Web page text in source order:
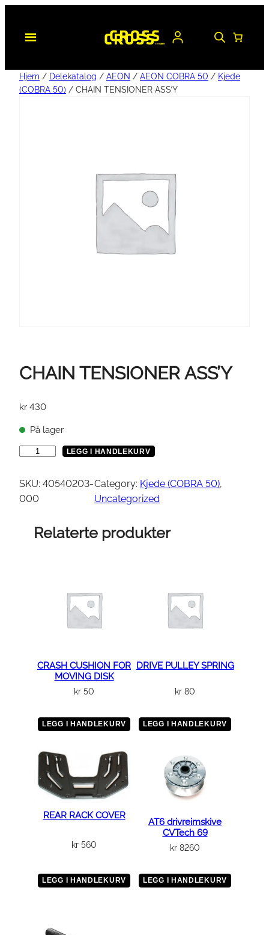
Hjem / Delekatalog / AEON / AEON COBRA 50 / Kjede
(COBRA 50) / CHAIN TENSIONER ASS’Y
CHAIN TENSIONER ASS’Y
kr 430
På lager
A
I
LEGG I HANDLEKURV
SKU: 40540203-
000
Category: Kjede (COBRA 50)
Uncategorized
Relaterte produkter
CRASH CUSHION FOR
MOVING DISK
kr 50
LEGG I HANDLEKURV
DRIVE PULLEY SPRING
kr 80
LEGG I HANDLEKURV
REAR RACK COVER
kr 560
LEGG I HANDLEKURV
AT6 drivreimskive
CVTech 69
kr 8260
LEGG I HANDLEKURV